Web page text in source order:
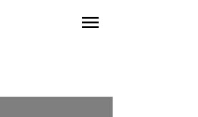
menu